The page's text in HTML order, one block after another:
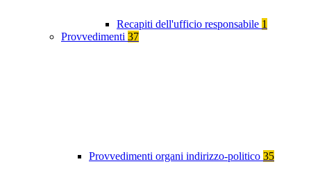
Recapiti dell'ufficio responsabile 1
Provvedimenti 37
Provvedimenti organi indirizzo-politico 35